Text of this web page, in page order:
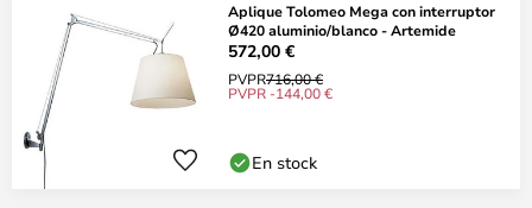
Aplique Tolomeo Mega con interruptor
Ø420 aluminio/blanco - Artemide
572,00 €
PVPR716,00 €
PVPR -144,00 €
En stock